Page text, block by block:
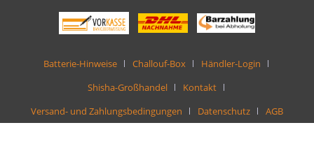
Batterie-Hinweise Challouf-Box
Händler-Login
Shisha-Großhandel
Kontakt
Versand- und Zahlungsbedingungen
Datenschutz AGB